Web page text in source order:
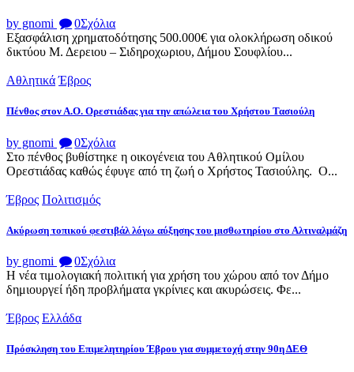
by gnomi 0Σχόλια
Εξασφάλιση χρηματοδότησης 500.000€ για ολοκλήρωση οδικού
δικτύου Μ. Δερειου – Σιδηροχωριου, Δήμου Σουφλίου...
Αθλητικά Έβρος
Πένθος στον Α.Ο. Ορεστιάδας για την απώλεια του Χρήστου Τασιούλη
by gnomi 0Σχόλια
Στο πένθος βυθίστηκε η οικογένεια του Αθλητικού Ομίλου
Ορεστιάδας καθώς έφυγε από τη ζωή ο Χρήστος Τασιούλης. Ο...
Έβρος Πολιτισμός
Ακύρωση τοπικού φεστιβάλ λόγω αύξησης του μισθωτηρίου στο Αλτιναλμάζη
by gnomi 0Σχόλια
Η νέα τιμολογιακή πολιτική για χρήση του χώρου από τον Δήμο
δημιουργεί ήδη προβλήματα γκρίνιες και ακυρώσεις. Φε...
Έβρος Ελλάδα
Πρόσκληση του Επιμελητηρίου Έβρου για συμμετοχή στην 90η ΔΕΘ